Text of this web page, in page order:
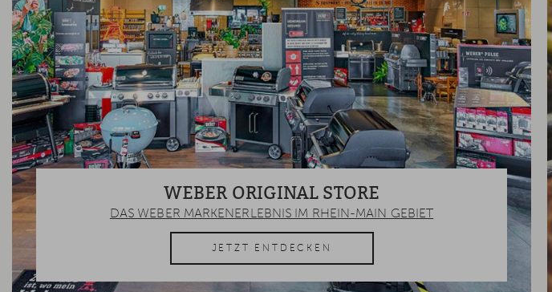
WEBER ORIGINAL STORE
DAS WEBER MARKENERLEBNIS IM RHEIN-MAIN GEBIET
JETZT ENTDECKEN